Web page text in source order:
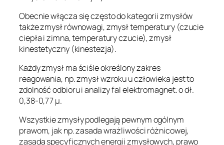
Obecnie włącza się często do kategorii zmysłów
także zmysł równowagi, zmysł temperatury (czucie
ciepła i zimna, temperatury czucie), zmysł
kinestetyczny (kinestezja).
Każdy zmysł ma ściśle określony zakres
reagowania, np. zmysł wzroku u człowieka jest to
zdolność odbioru i analizy fal elektromagnet. o dł.
0,38-0,77 μ.
Wszystkie zmysły podlegają pewnym ogólnym
prawom, jak np. zasada wrażliwości różnicowej,
zasada specyficznych energii zmysłowych, prawo